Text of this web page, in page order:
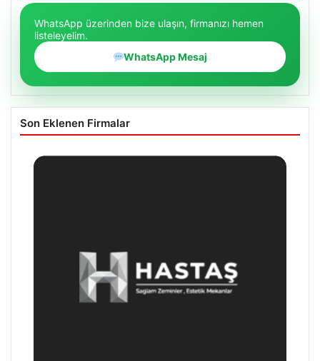
WhatsApp üzerinden bize ulaşın, firmanızı hemen
listeleyelim.
WhatsApp Mesaj
Son Eklenen Firmalar